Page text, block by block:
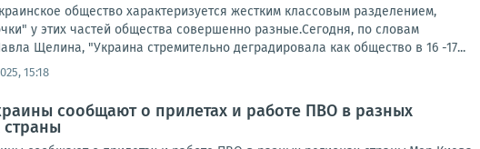
общество характеризуется жестким классовым разделением,
у этих частей общества совершенно разные.Сегодня, по словам
Щелина, "Украина стремительно деградировала как общество в 16 -17...
15:18
сообщают о прилетах и работе ПВО в разных
страны